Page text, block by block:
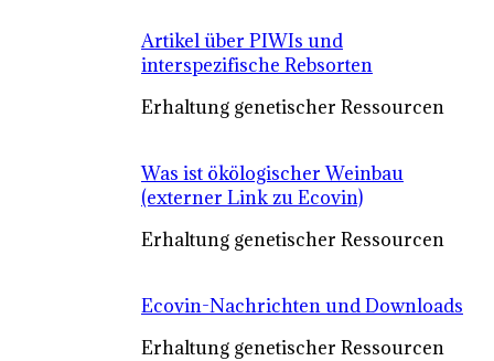
Artikel über PIWIs und
interspezifische Rebsorten
Erhaltung genetischer Ressourcen
Was ist ökölogischer Weinbau
(externer Link zu Ecovin)
Erhaltung genetischer Ressourcen
Ecovin-Nachrichten und Downloads
Erhaltung genetischer Ressourcen